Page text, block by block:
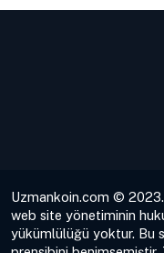
Uzmankoin.com © 2023.
web site yönetiminin
yükümlülüğü yoktur. Bu